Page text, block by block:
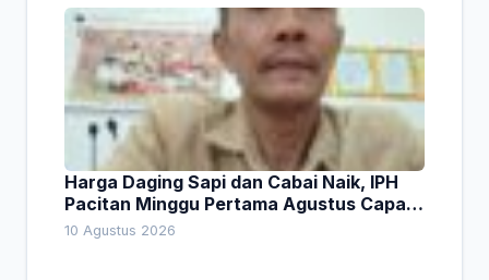
Harga Daging Sapi dan Cabai Naik, IPH
Pacitan Minggu Pertama Agustus Capai
1,66 Persen. Ini Penjelasan Kabag Ayub
10 Agustus 2026